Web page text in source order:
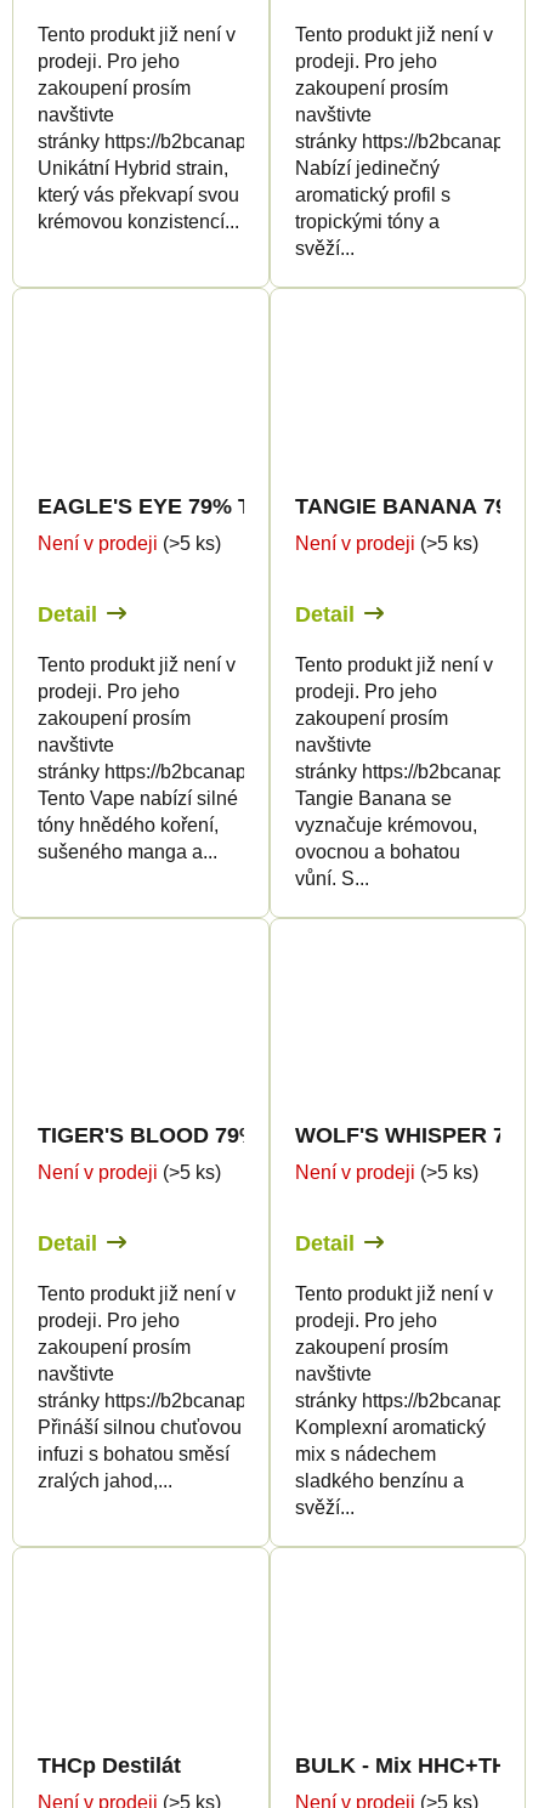
Tento produkt již není v
prodeji. Pro jeho
zakoupení prosím
navštivte
stránky https://b2bcanapuff.com/
Unikátní Hybrid strain,
který vás překvapí svou
krémovou konzistencí...
Tento produkt již není v
prodeji. Pro jeho
zakoupení prosím
navštivte
stránky https://
Nabízí jedinečný
aromatický profil s
tropickými tóny a
svěží...
EAGLE'S EYE 79% THCp - CanaPuff -
Není v prodeji (>5 ks)
Detail
Tento produkt již není v
prodeji. Pro jeho
zakoupení prosím
navštivte
stránky https://b2bcanapuff.com/
Tento Vape nabízí silné
tóny hnědého koření,
sušeného manga a...
Není v prodeji (>5 ks)
Detail
Tento produkt již není v
prodeji. Pro jeho
zakoupení prosím
navštivte
stránky https://
Tangie Banana se
vyznačuje krémovou,
ovocnou a bohatou
vůní. S...
TIGER'S BLOOD 79% THCp - CanaPuff -
Není v prodeji (>5 ks)
Detail
Tento produkt již není v
prodeji. Pro jeho
zakoupení prosím
navštivte
stránky https://b2bcanapuff.com/
Přináší silnou chuťovou
infuzi s bohatou směsí
zralých jahod,...
WOLF'S WHISPER
Není v prodeji (>5 ks)
Detail
Tento produkt již není v
prodeji. Pro jeho
zakoupení prosím
navštivte
stránky https://
Komplexní aromatický
mix s nádechem
sladkého benzínu a
svěží...
THCp Destilát
Není v prodeji (>5 ks)
BULK - Mix
Není v prodeji (>5 ks)